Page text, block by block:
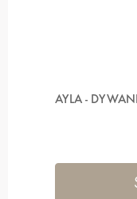
AYLA -